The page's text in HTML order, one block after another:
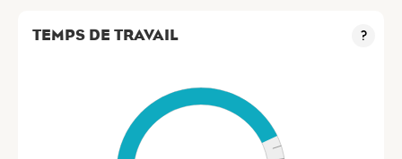
TEMPS DE TRAVAIL ?